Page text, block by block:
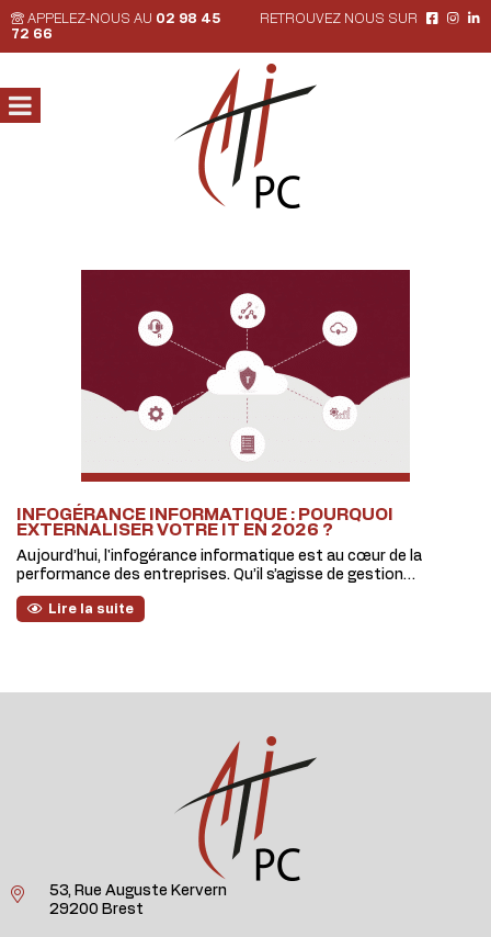
APPELEZ-NOUS AU 02 98 45
72 66
RETROUVEZ NOUS SUR
INFOGÉRANCE INFORMATIQUE : POURQUOI
EXTERNALISER VOTRE IT EN 2026 ?
Aujourd’hui, l'infogérance informatique est au cœur de la
performance des entreprises. Qu’il s’agisse de gestion…
Lire la suite
53, Rue Auguste Kervern
29200 Brest